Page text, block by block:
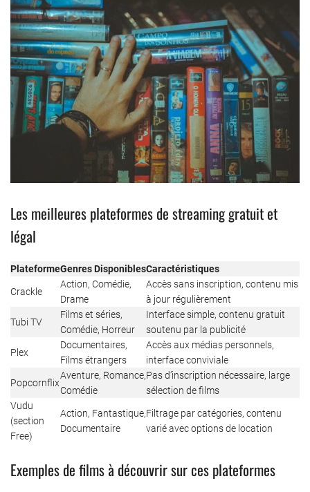
Les meilleures plateformes de streaming gratuit et
légal
PlateformeGenres DisponiblesCaractéristiques
Crackle
Action, Comédie,
Drame
Accès sans inscription, contenu mis
à jour régulièrement
Tubi TV
Films et séries,
Comédie, Horreur
Interface simple, contenu gratuit
soutenu par la publicité
Plex
Documentaires,
Films étrangers
Accès aux médias personnels,
interface conviviale
Popcornflix
Aventure, Romance,
Comédie
Pas d’inscription nécessaire, large
sélection de films
Vudu
(section
Free)
Action, Fantastique,
Documentaire
Filtrage par catégories, contenu
varié avec options de location
Exemples de films à découvrir sur ces plateformes